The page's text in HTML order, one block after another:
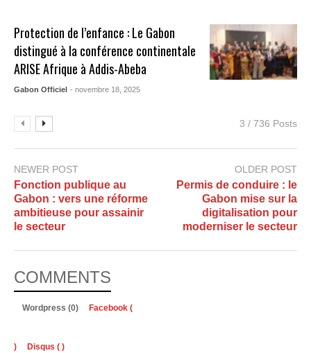
Protection de l’enfance : Le Gabon
distingué à la conférence continentale
ARISE Afrique à Addis-Abeba
Gabon Officiel - novembre 18, 2025
3 / 736 Posts
NEWER POST
Fonction publique au
Gabon : vers une réforme
ambitieuse pour assainir
le secteur
OLDER POST
Permis de conduire : le
Gabon mise sur la
digitalisation pour
moderniser le secteur
COMMENTS
Wordpress (0) Facebook (
) Disqus ( )